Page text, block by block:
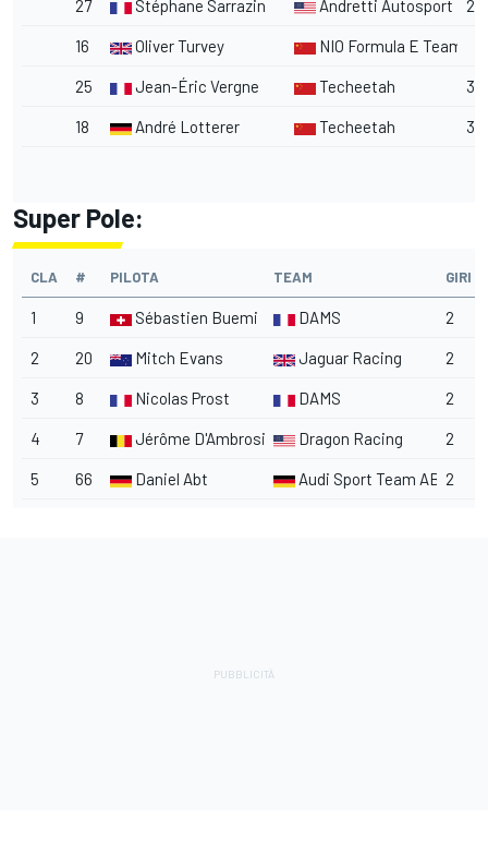
27 Stéphane Sarrazin Andretti Autosport 2
16 Oliver Turvey NIO Formula E Team
25 Jean-Éric Vergne Techeetah 3
18 André Lotterer Techeetah 3
Super Pole:
CLA # PILOTA TEAM GIRI
1 9 Sébastien Buemi DAMS 2
2 20 Mitch Evans Jaguar Racing 2
3 8 Nicolas Prost DAMS 2
4 7 Jérôme D'Ambrosio Dragon Racing 2
5 66 Daniel Abt Audi Sport Team ABT2